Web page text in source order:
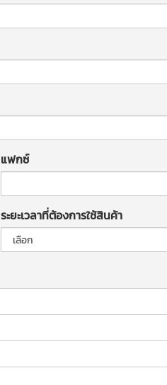
แฟกซ์
ระยะเวลาที่ต้องการใช้สินค้า